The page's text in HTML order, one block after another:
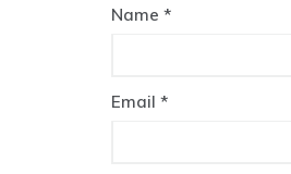
Name *
Email *